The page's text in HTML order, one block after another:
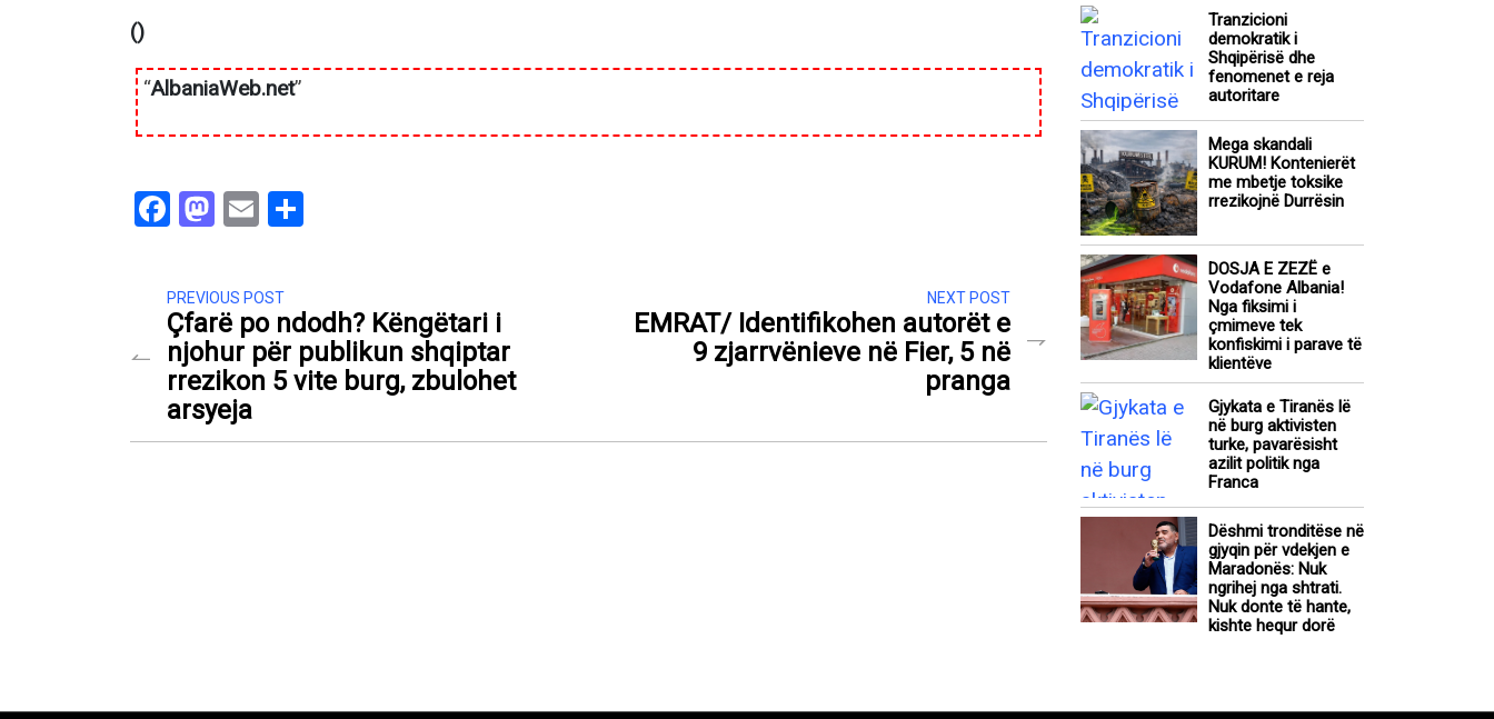
()
“AlbaniaWeb.net”
Facebook
Mastodon
Email
PREVIOUS POST
Çfarë po ndodh? Këngëtari i
njohur për publikun shqiptar
rrezikon 5 vite burg, zbulohet
arsyeja
NEXT POST
EMRAT/ Identifikohen autorët e
9 zjarrvënieve në Fier, 5 në
pranga
Tranzicioni
demokratik i
Shqipërisë dhe
fenomenet e reja
autoritare
Mega skandali
KURUM! Kontenierët
me mbetje toksike
rrezikojnë Durrësin
DOSJA E ZEZË e
Vodafone Albania!
Nga fiksimi i
çmimeve tek
konfiskimi i parave të
klientëve
Gjykata e Tiranës lë
në burg aktivisten
turke, pavarësisht
azilit politik nga
Franca
Dëshmi tronditëse në
gjyqin për vdekjen e
Maradonës: Nuk
ngrihej nga shtrati.
Nuk donte të hante,
kishte hequr dorë